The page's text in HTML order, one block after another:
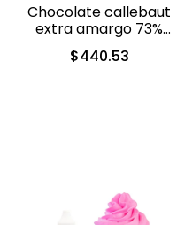
Chocolate callebaut
extra amargo 73%
cacao (40-804)
$440.53